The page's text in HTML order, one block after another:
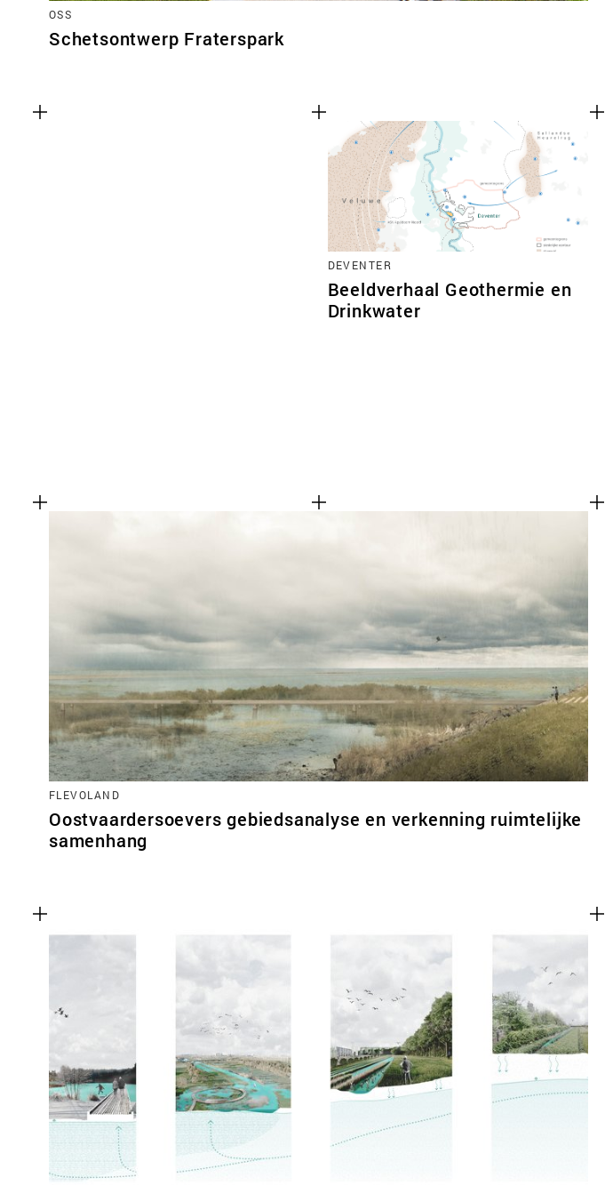
OSS
Schetsontwerp Fraterspark
DEVENTER
Beeldverhaal Geothermie en
Drinkwater
FLEVOLAND
Oostvaardersoevers gebiedsanalyse en verkenning ruimtelijke
samenhang